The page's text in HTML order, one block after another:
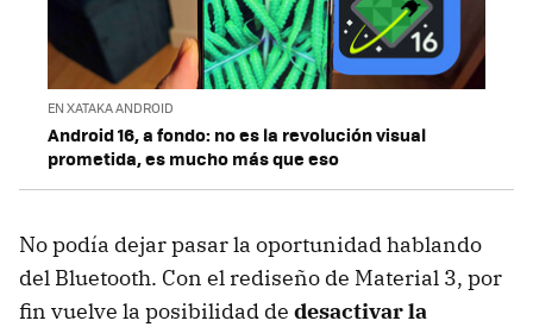
EN XATAKA ANDROID
Android 16, a fondo: no es la revolución visual
prometida, es mucho más que eso
No podía dejar pasar la oportunidad hablando
del Bluetooth. Con el rediseño de Material 3, por
fin vuelve la posibilidad de desactivar la